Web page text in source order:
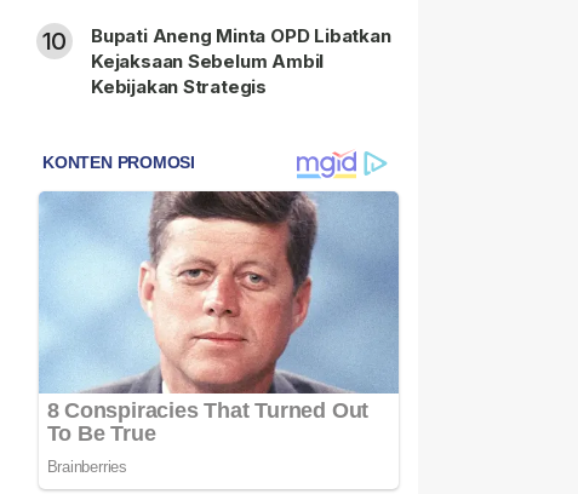
10
Bupati Aneng Minta OPD Libatkan
Kejaksaan Sebelum Ambil
Kebijakan Strategis